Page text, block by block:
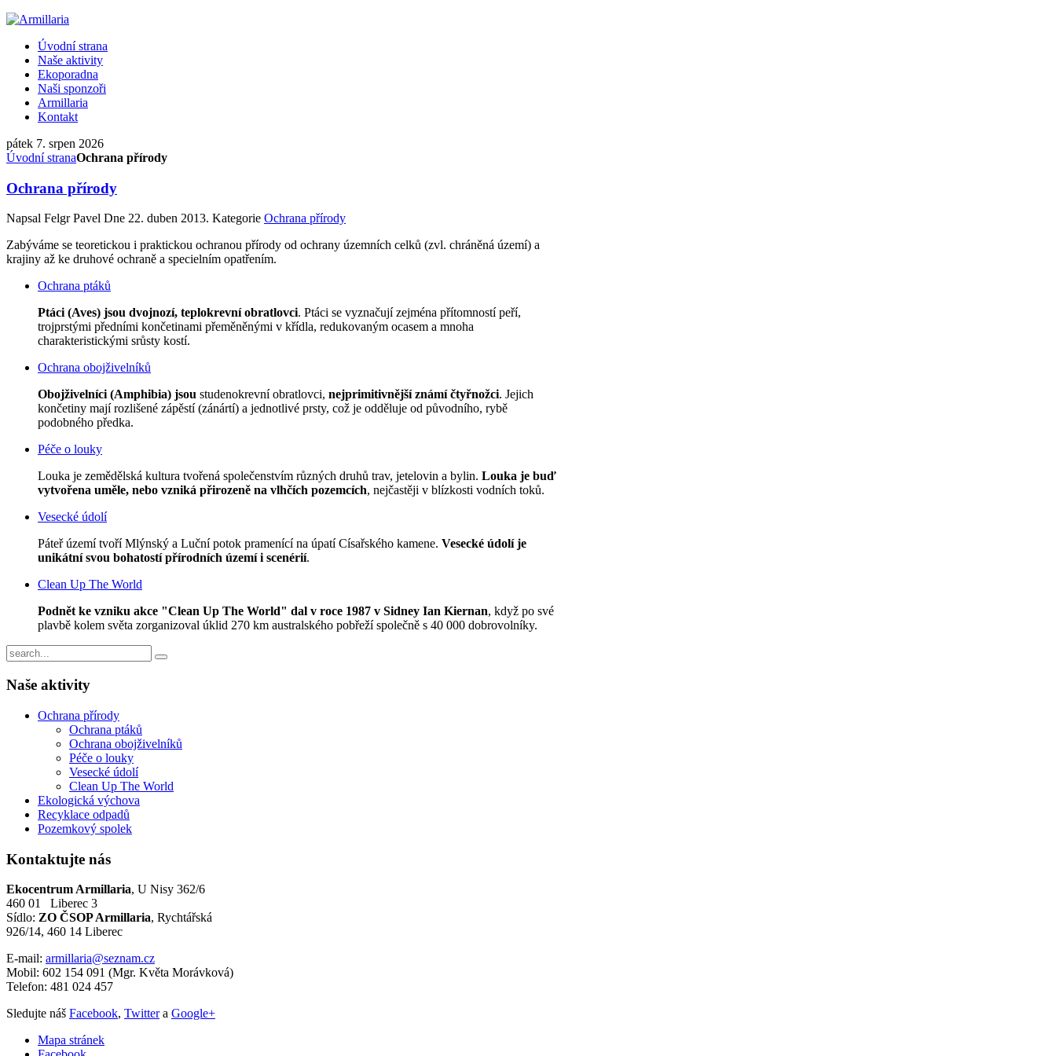
Úvodní strana
Naše aktivity
Ekoporadna
Naši sponzoři
Armillaria
Kontakt
pátek 7. srpen 2026
Úvodní stranaOchrana přírody
Ochrana přírody
Napsal Felgr Pavel Dne 22. duben 2013. Kategorie Ochrana přírody
Zabýváme se teoretickou i praktickou ochranou přírody od ochrany územních celků (zvl. chráněná území) a
krajiny až ke druhové ochraně a specielním opatřením.
Ochrana ptáků
Ptáci (Aves) jsou dvojnozí, teplokrevní obratlovci. Ptáci se vyznačují zejména přítomností peří,
trojprstými předními končetinami přeměněnými v křídla, redukovaným ocasem a mnoha
charakteristickými srůsty kostí.
Ochrana obojživelníků
Obojživelníci (Amphibia) jsou studenokrevní obratlovci, nejprimitivnější známí čtyřnožci. Jejich
končetiny mají rozlišené zápěstí (zánártí) a jednotlivé prsty, což je odděluje od původního, rybě
podobného předka.
Péče o louky
Louka je zemědělská kultura tvořená společenstvím různých druhů trav, jetelovin a bylin. Louka je buď
vytvořena uměle, nebo vzniká přirozeně na vlhčích pozemcích, nejčastěji v blízkosti vodních toků.
Vesecké údolí
Páteř území tvoří Mlýnský a Luční potok pramenící na úpatí Císařského kamene. Vesecké údolí je
unikátní svou bohatostí přírodních území i scenérií.
Clean Up The World
Podnět ke vzniku akce "Clean Up The World" dal v roce 1987 v Sidney Ian Kiernan, když po své
plavbě kolem světa zorganizoval úklid 270 km australského pobřeží společně s 40 000 dobrovolníky.
Naše aktivity
Ochrana přírody
Ochrana ptáků
Ochrana obojživelníků
Péče o louky
Vesecké údolí
Clean Up The World
Ekologická výchova
Recyklace odpadů
Pozemkový spolek
Kontaktujte nás
Ekocentrum Armillaria, U Nisy 362/6
460 01 Liberec 3
Sídlo: ZO ČSOP Armillaria, Rychtářská
926/14, 460 14 Liberec
E-mail: armillaria@seznam.cz
Mobil: 602 154 091 (Mgr. Květa Morávková)
Telefon: 481 024 457
Sledujte náš Facebook, Twittera Google+
Mapa stránek